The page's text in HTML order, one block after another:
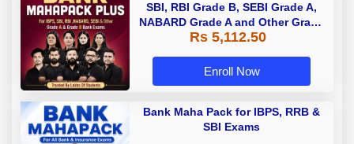
SBI, RBI Grade B, SEBI Grade A,
NABARD Grade A and Other Grade
A & Grade B Bank Exams
Rs 5,112.50
Enroll Now
Bank Maha Pack for IBPS, RRB &
SBI Exams